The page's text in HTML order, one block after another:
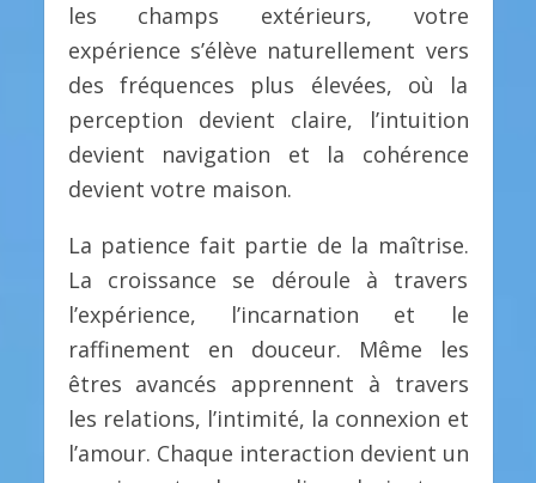
les champs extérieurs, votre
expérience s’élève naturellement vers
des fréquences plus élevées, où la
perception devient claire, l’intuition
devient navigation et la cohérence
devient votre maison.
La patience fait partie de la maîtrise.
La croissance se déroule à travers
l’expérience, l’incarnation et le
raffinement en douceur. Même les
êtres avancés apprennent à travers
les relations, l’intimité, la connexion et
l’amour. Chaque interaction devient un